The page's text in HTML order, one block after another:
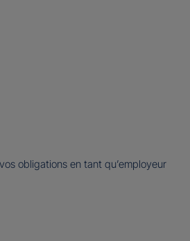
obligations en tant qu’employeur